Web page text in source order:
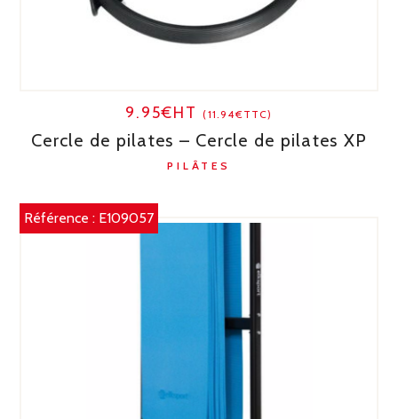
9.95€HT(11.94€TTC)
Cercle de pilates – Cercle de pilates XP
PILÂTES
Référence : E109057